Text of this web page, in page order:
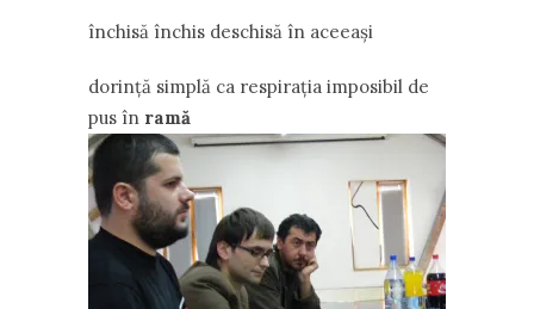
închisă închis deschisă în aceeaşi
dorinţă simplă ca respiraţia imposibil de
pus în ramă